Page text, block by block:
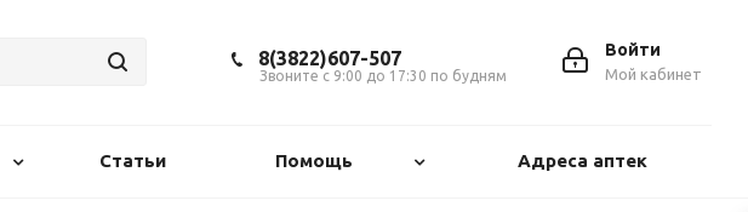
Войти
Мой кабинет
8(3822)607-507
Звоните с 9:00 до 17:30 по будням
Статьи Помощь Адреса аптек